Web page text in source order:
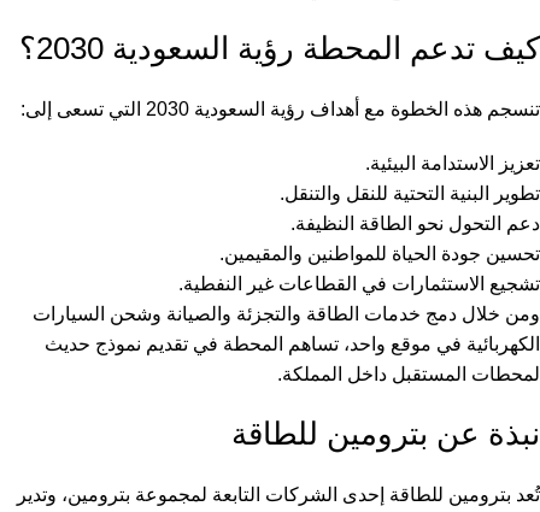
كيف تدعم المحطة رؤية السعودية 2030؟
تنسجم هذه الخطوة مع أهداف رؤية السعودية 2030 التي تسعى إلى:
تعزيز الاستدامة البيئية.
تطوير البنية التحتية للنقل والتنقل.
دعم التحول نحو الطاقة النظيفة.
تحسين جودة الحياة للمواطنين والمقيمين.
تشجيع الاستثمارات في القطاعات غير النفطية.
ومن خلال دمج خدمات الطاقة والتجزئة والصيانة وشحن السيارات
الكهربائية في موقع واحد، تساهم المحطة في تقديم نموذج حديث
لمحطات المستقبل داخل المملكة.
نبذة عن بترومين للطاقة
تُعد بترومين للطاقة إحدى الشركات التابعة لمجموعة بترومين، وتدير